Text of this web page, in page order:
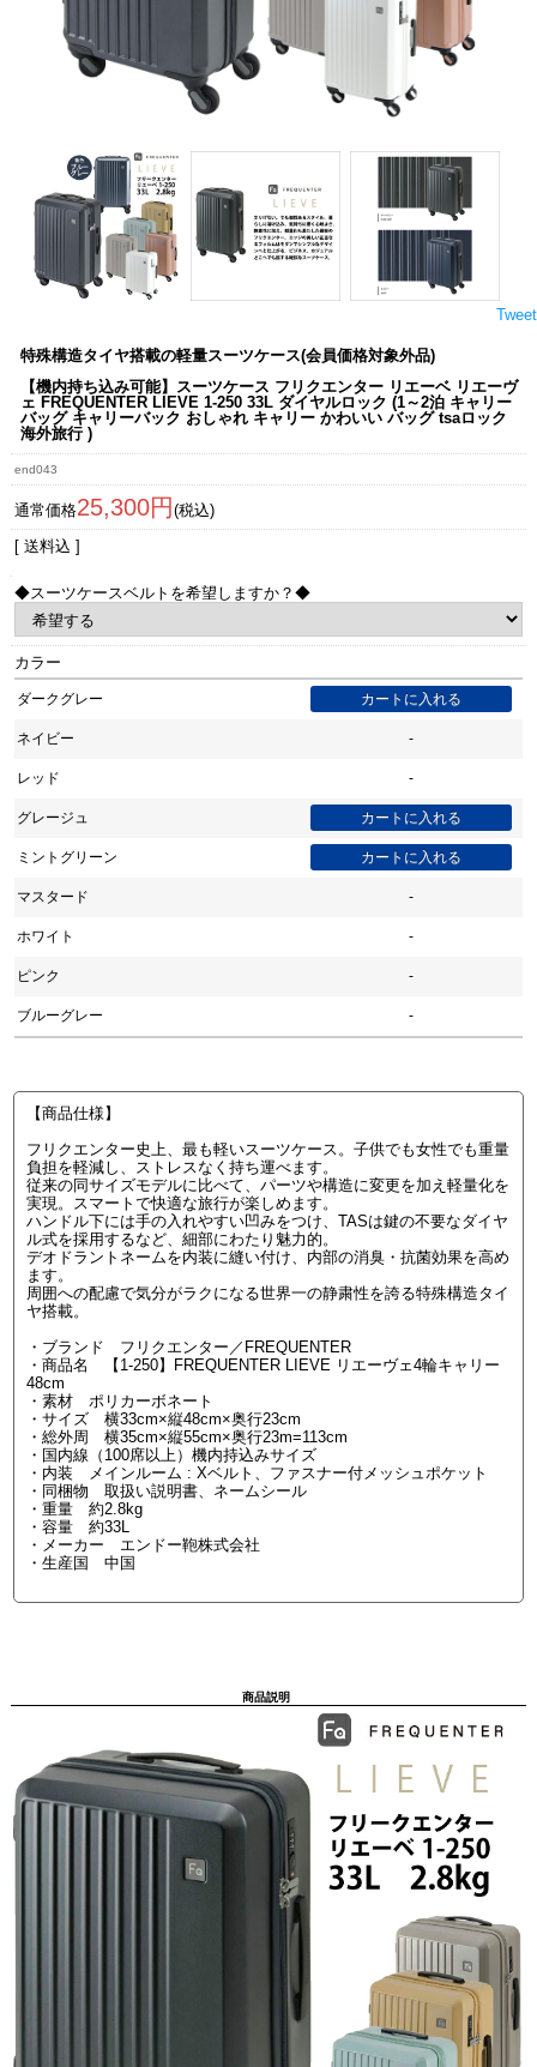
Tweet
特殊構造タイヤ搭載の軽量スーツケース(会員価格対象外品)
【機内持ち込み可能】スーツケース フリクエンター リエーベ リエーヴ
ェ FREQUENTER LIEVE 1-250 33L ダイヤルロック (1～2泊 キャリー
バッグ キャリーバック おしゃれ キャリー かわいい バッグ tsaロック
海外旅行 )
end043
通常価格25,300円 (税込)
[ 送料込 ]
◆スーツケースベルトを希望しますか？◆
カラー
ダークグレー
ネイビー -
レッド -
グレージュ
ミントグリーン
マスタード -
ホワイト -
ピンク -
ブルーグレー -
【商品仕様】
フリクエンター史上、最も軽いスーツケース。子供でも女性でも重量
負担を軽減し、ストレスなく持ち運べます。
従来の同サイズモデルに比べて、パーツや構造に変更を加え軽量化を
実現。スマートで快適な旅行が楽しめます。
ハンドル下には手の入れやすい凹みをつけ、TASは鍵の不要なダイヤ
ル式を採用するなど、細部にわたり魅力的。
デオドラントネームを内装に縫い付け、内部の消臭・抗菌効果を高め
ます。
周囲への配慮で気分がラクになる世界一の静粛性を誇る特殊構造タイ
ヤ搭載。
・ブランド フリクエンター／FREQUENTER
・商品名 【1-250】FREQUENTER LIEVE リエーヴェ4輪キャリー
48cm
・素材 ポリカーボネート
・サイズ 横33cm×縦48cm×奥行23cm
・総外周 横35cm×縦55cm×奥行23m=113cm
・国内線（100席以上）機内持込みサイズ
・内装 メインルーム : Xベルト、ファスナー付メッシュポケット
・同梱物 取扱い説明書、ネームシール
・重量 約2.8kg
・容量 約33L
・メーカー エンドー鞄株式会社
・生産国 中国
商品説明